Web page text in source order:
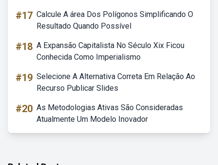
#17 Calcule A área Dos Polígonos Simplificando O
Resultado Quando Possível
#18 A Expansão Capitalista No Século Xix Ficou
Conhecida Como Imperialismo
#19 Selecione A Alternativa Correta Em Relação Ao
Recurso Publicar Slides
#20 As Metodologias Ativas São Consideradas
Atualmente Um Modelo Inovador